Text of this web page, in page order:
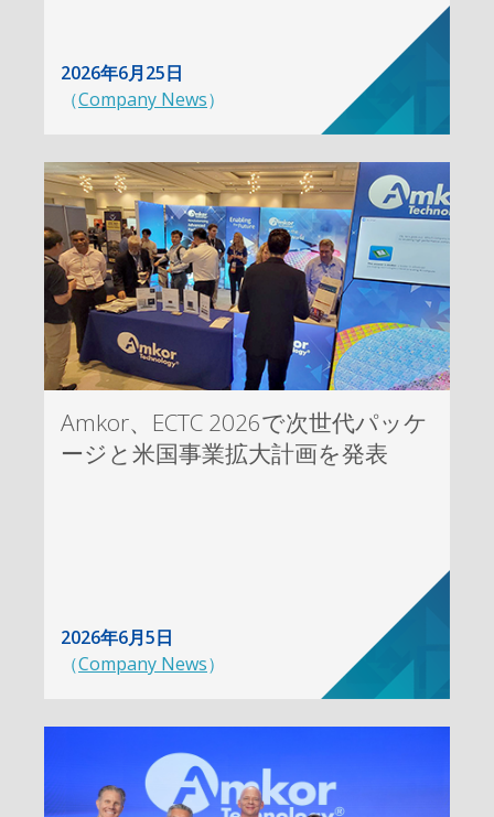
2026年6月25日
（Company News）
Amkor、ECTC 2026で次世代パッケ
ージと米国事業拡大計画を発表
2026年6月5日
（Company News）